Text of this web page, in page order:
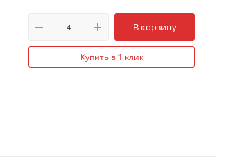
В корзину
Купить в 1 клик